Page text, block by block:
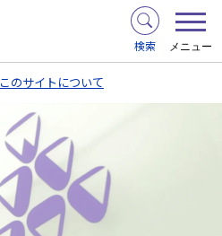
検索 メニュー
このサイトについて